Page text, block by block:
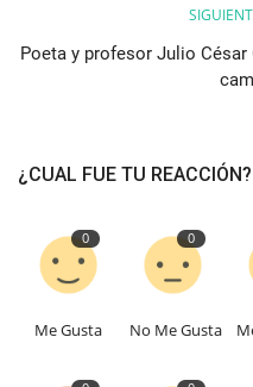
Poeta y profesor Julio César
¿CUAL FUE TU REACCIÓN?
0
Me Gusta
0
No Me Gusta